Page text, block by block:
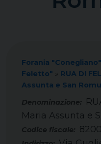
Forania "Conegliano"
Feletto" » RUA DI
Assunta e San
Maria Assunta e
Codice fiscale: